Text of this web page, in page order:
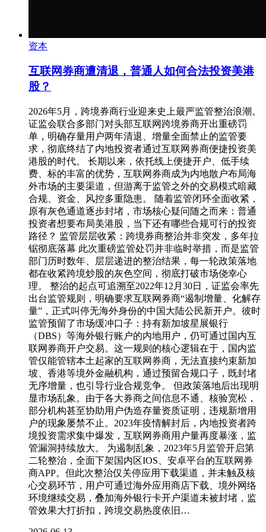
资本
互联网券商遭清退，普通人如何合法投资美港
股？
2026年5月，跨境券商行业迎来史上最严监管整治浪潮。
证监会联合多部门对头部互联网跨境券商开出重磅罚
单，明确存量用户两年清退、增量全面禁止的监管要
求，彻底终结了内地投资者通过互联网券商便捷投资美
港股的时代。 长期以来，依托线上便捷开户、低手续
费、标的丰富的优势，互联网券商成为内地散户布局海
外市场的主要渠道，但游离于监管之外的交易模式暗藏
合规、资金、风控多重隐患。 随着监管闭环全面收紧，
原有灰色通道逐步封堵，市场核心疑问随之而来：普通
投资者想要布局美港股，当下还有哪些合规可行的投资
路径？ 监管层层收紧：跨境券商整治并非突发，多年拉
锯彻底落幕 此次重磅监管处罚并非临时举措，而是监管
部门历时数年、层层递进的整治结果，每一轮政策落地
都在收紧跨境炒股的灰色空间，彻底打破市场侥幸心
理。 整治的起点可追溯至2022年12月30日，证监会率先
出台监管规则，明确要求互联网券商“遏制增量、化解存
量”，正式叫停无海外身份的中国大陆公民新开户。彼时
监管预留了市场缓冲口子：持有新加坡星展银行
（DBS）等海外银行账户的内地用户，仍可通过国内互
联网券商开户交易。这一规则的核心逻辑在于，国内监
管仅能管辖本土起家的互联网券商，无法直接约束新加
坡、香港等境外金融机构，通过预留合规口子，既封堵
无序增量，也引导行业合规竞争。 但政策落地后出现明
显市场乱象。由于各大券商之间信息不通、核验宽松，
部分机构甚至协助用户伪造存量资质证明，违规新增用
户的现象屡禁不止。2023年疫情解封后，内地投资者跨
境投资需求集中爆发，互联网券商用户量再度暴涨，监
管漏洞持续放大。 为遏制乱象，2023年5月监管开启第
二轮整治，全面下架国内区IOS、安卓平台的互联网券
商APP。但此次整治仅关停应用下载渠道，并未触及核
心交易环节，用户可通过海外应用商店下载、境外网络
环境继续交易，叠加海外银行卡开户渠道未被封堵，监
管效果大打折扣，跨境交易热度依旧…